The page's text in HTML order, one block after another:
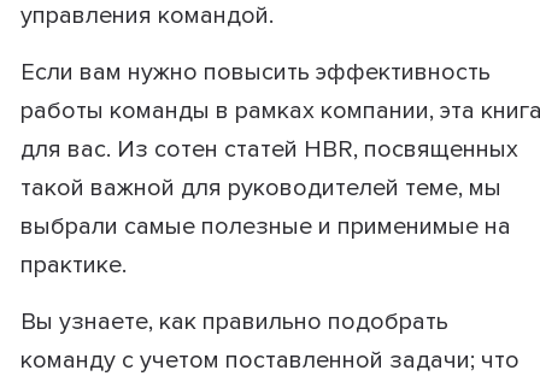
управления командой.
Если вам нужно повысить эффективность
работы команды в рамках компании, эта
для вас. Из сотен статей HBR, посвященных
такой важной для руководителей теме, мы
выбрали самые полезные и применимые на
практике.
Вы узнаете, как правильно подобрать
команду с учетом поставленной задачи; что